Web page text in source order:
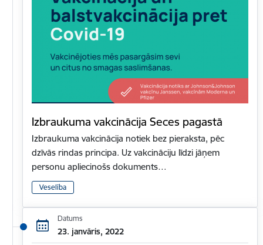
Izbraukuma vakcinācija Seces pagastā
Izbraukuma vakcinācija notiek bez pieraksta, pēc
dzīvās rindas principa. Uz vakcināciju līdzi jāņem
personu apliecinošs dokuments…
Veselība
Datums
23. janvāris, 2022